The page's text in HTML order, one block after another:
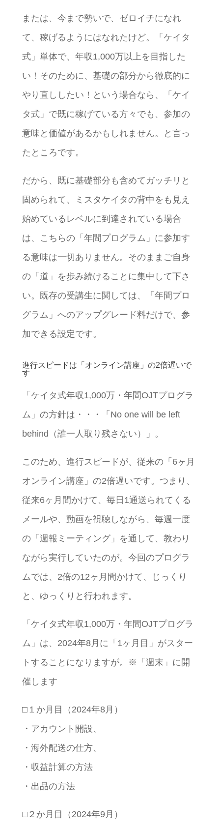
または、今まで勢いで、ゼロイチになれ
て、稼げるようにはなれたけど。「ケイタ
式」単体で、年収1,000万以上を目指した
い！そのために、基礎の部分から徹底的に
やり直ししたい！という場合なら、「ケイ
タ式」で既に稼げている方々でも、参加の
意味と価値があるかもしれません。と言っ
たところです。
だから、既に基礎部分も含めてガッチリと
固められて、ミスタケイタの背中をも見え
始めているレベルに到達されている場合
は、こちらの「年間プログラム」に参加す
る意味は一切ありません。そのままご自身
の「道」を歩み続けることに集中して下さ
い。既存の受講生に関しては、「年間プロ
グラム」へのアップグレード料だけで、参
加できる設定です。
進行スピードは「オンライン講座」の2倍遅いで
す
「ケイタ式年収1,000万・年間OJTプログラ
ム」の方針は・・・「No one will be left
behind（誰一人取り残さない）」。
このため、進行スピードが、従来の「6ヶ月
オンライン講座」の2倍遅いです。つまり、
従来6ヶ月間かけて、毎日1通送られてくる
メールや、動画を視聴しながら、毎週一度
の「週報ミーティング」を通して、教わり
ながら実行していたのが。今回のプログラ
ムでは、2倍の12ヶ月間かけて、じっくり
と、ゆっくりと行われます。
「ケイタ式年収1,000万・年間OJTプログラ
ム」は、2024年8月に「1ヶ月目」がスター
トすることになりますが。※「週末」に開
催します
□１か月目（2024年8月）
・アカウント開設、
・海外配送の仕方、
・収益計算の方法
・出品の方法
□２か月目（2024年9月）